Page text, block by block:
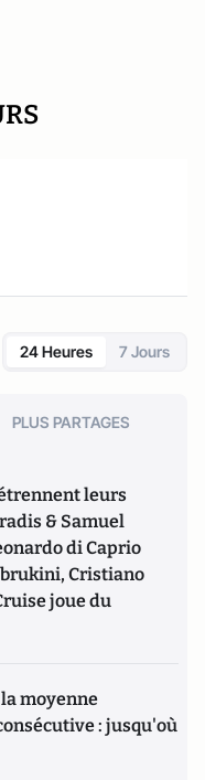
24 Heures 7 Jours
PLUS PARTAGES
leurs
& Samuel
di Caprio
Cristiano
joue du
moyenne
: jusqu'où